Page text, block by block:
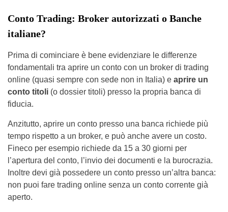
Conto Trading: Broker autorizzati o Banche
italiane?
Prima di cominciare è bene evidenziare le differenze
fondamentali tra aprire un conto con un broker di trading
online (quasi sempre con sede non in Italia) e aprire un
conto titoli (o dossier titoli) presso la propria banca di
fiducia.
Anzitutto, aprire un conto presso una banca richiede più
tempo rispetto a un broker, e può anche avere un costo.
Fineco per esempio richiede da 15 a 30 giorni per
l’apertura del conto, l’invio dei documenti e la burocrazia.
Inoltre devi già possedere un conto presso un’altra banca:
non puoi fare trading online senza un conto corrente già
aperto.